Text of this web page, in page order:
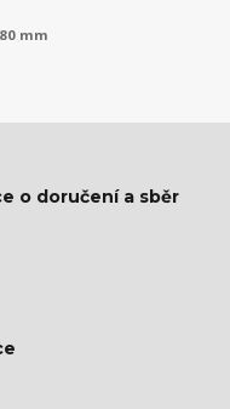
mm
o doručení a sběr